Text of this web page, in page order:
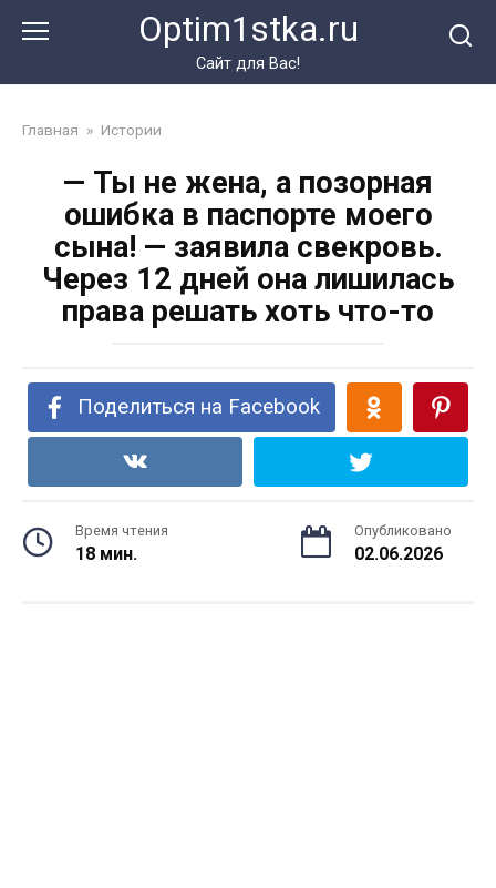
Optim1stka.ru
Сайт для Вас!
Главная » Истории
— Ты не жена, а позорная
ошибка в паспорте моего
сына! — заявила свекровь.
Через 12 дней она лишилась
права решать хоть что-то
Поделиться на Facebook
Время чтения
18 мин.
Опубликовано
02.06.2026